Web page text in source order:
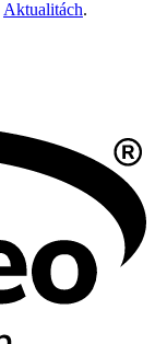
Aktualitách.